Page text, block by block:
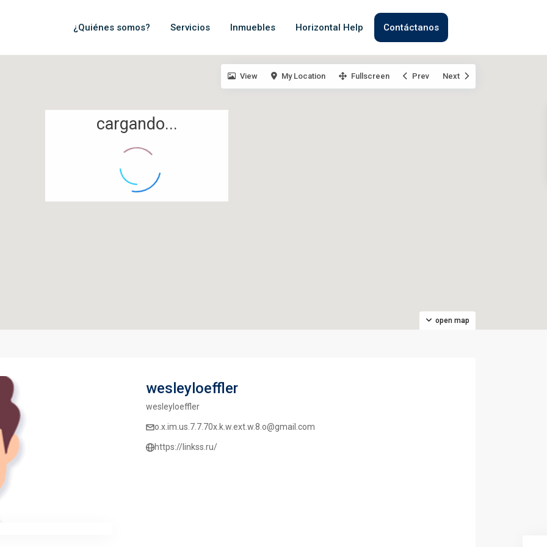
¿Quiénes somos? Servicios Inmuebles Horizontal Help Contáctanos
cargando...
open map
View My Location Fullscreen Prev Next
wesleyloeffler
wesleyloeffler
o.x.im.us.7.7.70x.k.w.ext.w.8.o@gmail.com
https://linkss.ru/